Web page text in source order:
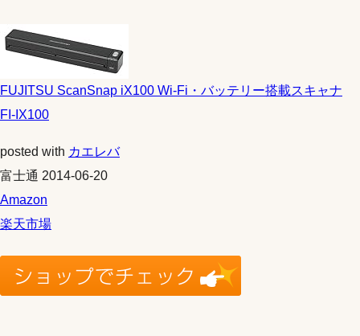
FUJITSU ScanSnap iX100 Wi-Fi・バッテリー搭載スキャナ
FI-IX100
posted with カエレバ
富士通 2014-06-20
Amazon
楽天市場